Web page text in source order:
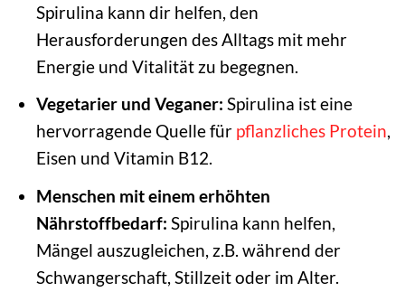
Spirulina kann dir helfen, den
Herausforderungen des Alltags mit mehr
Energie und Vitalität zu begegnen.
Vegetarier und Veganer: Spirulina ist eine
hervorragende Quelle für pflanzliches Protein,
Eisen und Vitamin B12.
Menschen mit einem erhöhten
Nährstoffbedarf: Spirulina kann helfen,
Mängel auszugleichen, z.B. während der
Schwangerschaft, Stillzeit oder im Alter.